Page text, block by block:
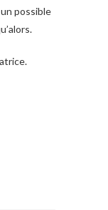
possible